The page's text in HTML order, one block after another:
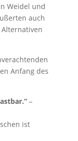
Weidel und
auch
Alternativen
Anfang des
–
ist